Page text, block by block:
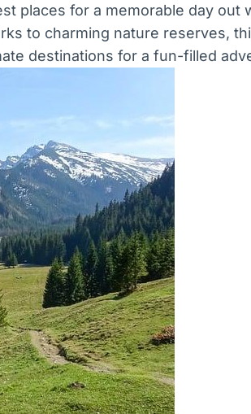
places for a memorable day
to charming nature reserves,
destinations for a fun-filled